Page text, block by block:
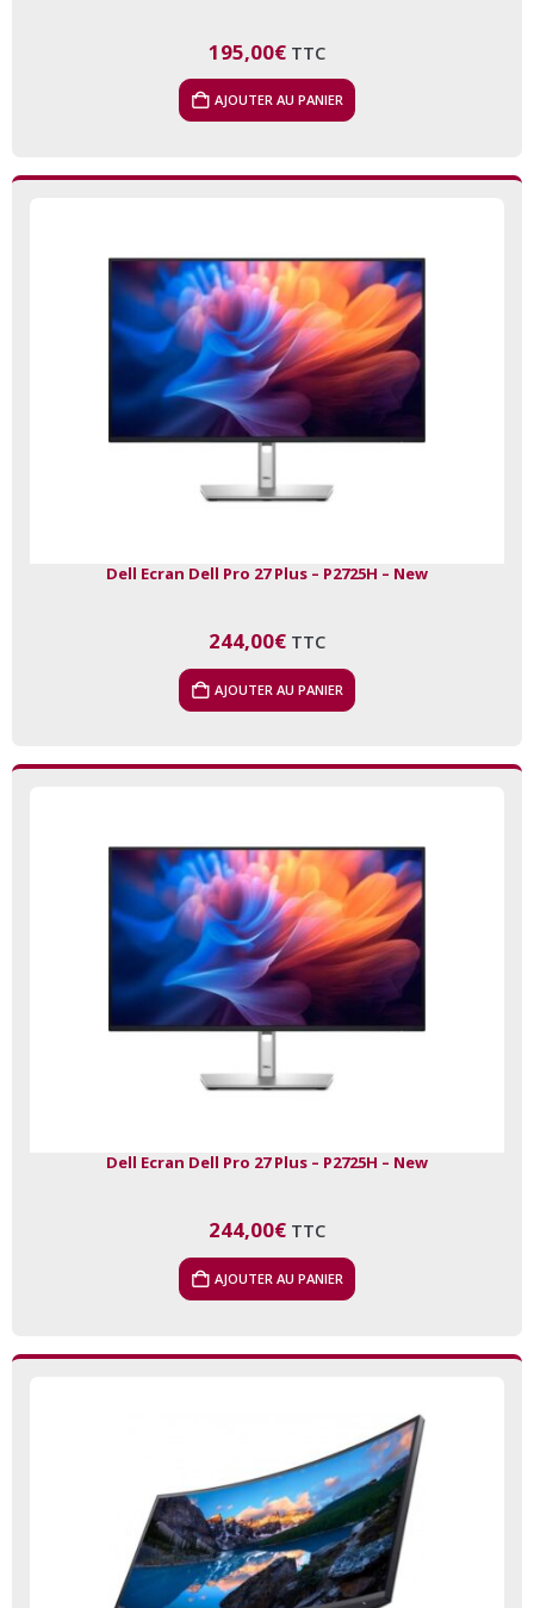
195,00€ TTC
AJOUTER AU PANIER
Dell Ecran Dell Pro 27 Plus – P2725H – New
244,00€ TTC
AJOUTER AU PANIER
Dell Ecran Dell Pro 27 Plus – P2725H – New
244,00€ TTC
AJOUTER AU PANIER